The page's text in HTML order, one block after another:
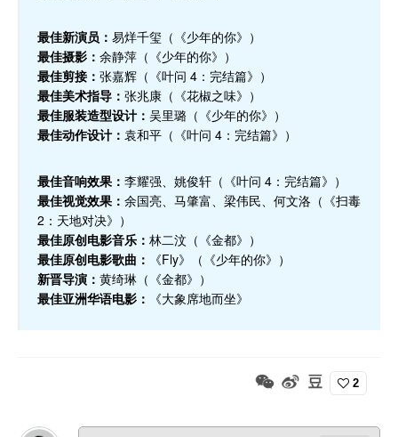
最佳新演员： 易烊千玺（《少年的你》）
最佳摄影： 余静萍（《少年的你》）
最佳剪接： 张嘉辉（《叶问 4：完结篇》）
最佳美术指导： 张兆康（《花椒之味》）
最佳服装造型设计： 吴里璐（《少年的你》）
最佳动作设计： 袁和平（《叶问 4：完结篇》）
最佳音响效果： 李耀强、姚俊轩（《叶问 4：完结篇》）
最佳视觉效果： 余国亮、马肇富、梁伟民、何文洛（《扫毒
2：天地对决》）
最佳原创电影音乐： 林二汶（《金都》）
最佳原创电影歌曲：
《Fly》（《少年的你》）
新晋导演： 黄绮琳（《金都》）
最佳亚洲华语电影：
《大象席地而坐》
2